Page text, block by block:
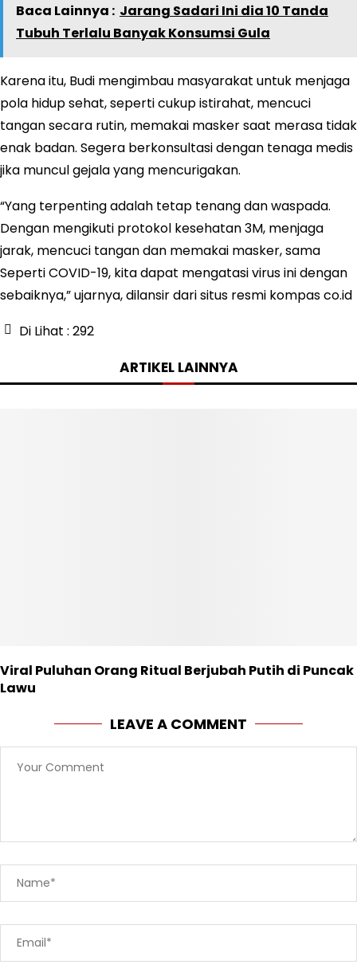
Baca Lainnya : Jarang Sadari Ini dia 10 Tanda
Tubuh Terlalu Banyak Konsumsi Gula
Karena itu, Budi mengimbau masyarakat untuk menjaga
pola hidup sehat, seperti cukup istirahat, mencuci
tangan secara rutin, memakai masker saat merasa tidak
enak badan. Segera berkonsultasi dengan tenaga medis
jika muncul gejala yang mencurigakan.
“Yang terpenting adalah tetap tenang dan waspada.
Dengan mengikuti protokol kesehatan 3M, menjaga
jarak, mencuci tangan dan memakai masker, sama
Seperti COVID-19, kita dapat mengatasi virus ini dengan
sebaiknya,” ujarnya, dilansir dari situs resmi kompas co.id
Di Lihat : 292
ARTIKEL LAINNYA
Viral Puluhan Orang Ritual Berjubah Putih di Puncak
Lawu
LEAVE A COMMENT